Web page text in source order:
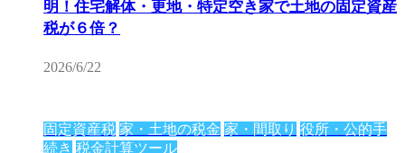
明！住宅解体・更地・特定空き家で土地の固定資産
税が６倍？
2026/6/22
固定資産税 家・土地の税金 家・間取り 役所・公的手
続き 税金計算ツール